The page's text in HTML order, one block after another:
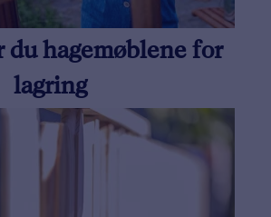
du hagemøblene for
lagring